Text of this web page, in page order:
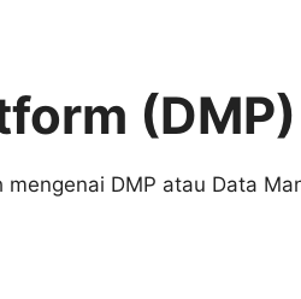
(DMP)
DMP atau Data